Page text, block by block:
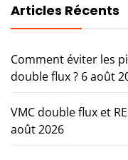
Articles Récents
Comment éviter les
double flux ? 6 août
VMC double flux et
août 2026